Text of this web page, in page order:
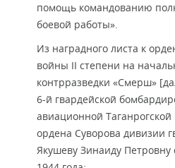
помощь командованию
боевой работы».
Из наградного листа к
войны II степени на
контрразведки «Смерш»
6-й гвардейской
авиационной
ордена Суворова дивизии
Якушеву Зинаиду Петровну